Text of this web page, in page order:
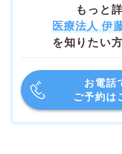
もっと
医療法人 伊
を知りたい
お電話
ご予約は